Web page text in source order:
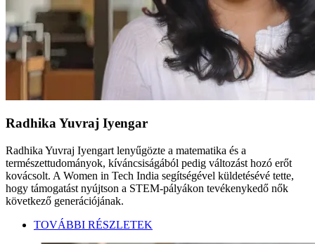
Radhika Yuvraj Iyengar
Radhika Yuvraj Iyengart lenyűgözte a matematika és a
természettudományok, kíváncsiságából pedig változást hozó erőt
kovácsolt. A Women in Tech India segítségével küldetésévé tette,
hogy támogatást nyújtson a STEM-pályákon tevékenykedő nők
következő generációjának.
TOVÁBBI RÉSZLETEK